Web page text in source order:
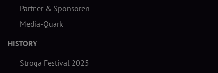
Partner & Sponsoren
Media-Quark
HISTORY
Stroga Festival 2025